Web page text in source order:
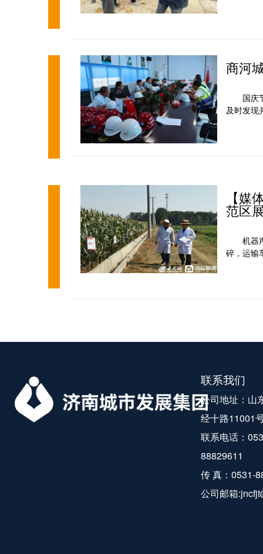
商河
国庆
及时发现
【媒
范区
机器
碎，运输
联系我们
公司地址：山
经十路11001
联系电话：
88829611
传 真：0531-
公司邮箱